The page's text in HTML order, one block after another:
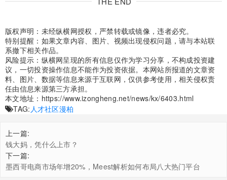
版权声明：未经纵横网授权，严禁转载或镜像，违者必究。
特别提醒：如果文章内容、图片、视频出现侵权问题，请与本站联
系撤下相关作品。
风险提示：纵横网呈现的所有信息仅作为学习分享，不构成投资建
议，一切投资操作信息不能作为投资依据。本网站所报道的文章资
料、图片、数据等信息来源于互联网，仅供参考使用，相关侵权责
任由信息来源第三方承担。
本文地址： https://www.izongheng.net/news/kx/6403.html
TAG: 人才社区漫柏
上一篇:
钱大妈，凭什么上市？
下一篇:
墨西哥电商市场年增20%，Meest解析如何布局八大热门平台